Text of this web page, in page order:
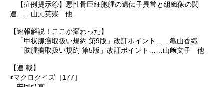
【症例提示④】悪性骨巨細胞腫の遺伝子異常と組織像の関
連……山元英崇 他
【速報解説！ここが変わった】
「甲状腺癌取扱い規約 第9版」改訂ポイント……亀山香織
「脳腫瘍取扱い規約 第5版」改訂ポイント……山﨑文子 他
【連 載】
◉マクロクイズ［177］